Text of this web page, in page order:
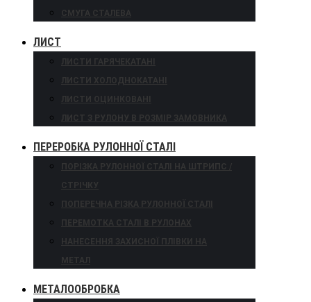
СМУГА СТАЛЕВА
ЛИСТ
ЛИСТИ ГАРЯЧЕКАТАНІ
ЛИСТИ ХОЛОДНОКАТАНІ
ЛИСТИ ОЦИНКОВАНІ
ЛИСТ З РУЛОНУ В РОЗМІР ЗАМОВНИКА
ПЕРЕРОБКА РУЛОННОЇ СТАЛІ
ПОРІЗКА РУЛОННОЇ СТАЛІ НА ШТРИПС /
СТРІЧКУ
ПОПЕРЕЧНА РІЗКА РУЛОННОЇ СТАЛІ
ПЕРЕМОТКА СТАЛІ В РУЛОНАХ
НАНЕСЕННЯ ЗАХИСНОЇ ПЛІВКИ НА
МЕТАЛ
МЕТАЛООБРОБКА